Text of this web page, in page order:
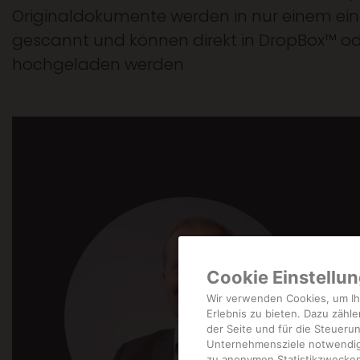
Cookie
Wir verwenden Cookies, um
Erlebnis zu bieten. Dazu
der Seite und für die
Unternehmensziele
Originaldokumente werden in nur einem
gescannt und können direkt in DropBox™
hochgeladen werden